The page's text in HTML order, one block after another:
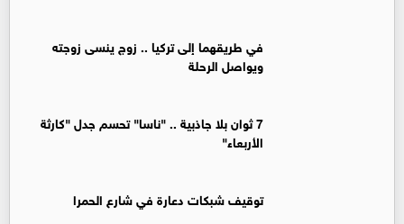
في طريقهما إلى تركيا .. زوج ينسى زوجته
ويواصل الرحلة
7 ثوان بلا جاذبية .. "ناسا" تحسم جدل "كارثة
الأربعاء"
توقيف شبكات دعارة في شارع الحمرا